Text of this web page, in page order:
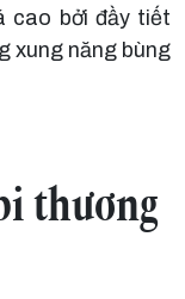
cao bởi đầy tiết
xung năng bùng
thương